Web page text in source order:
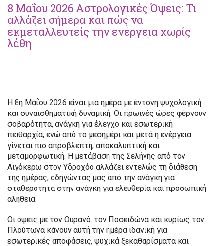
8 Μαΐου 2026 Αστρολογικές Όψεις: Τι
αλλάζει σήμερα και πώς να
εκμεταλλευτείς την ενέργεια χωρίς
λάθη
Η 8η Μαΐου 2026 είναι μια ημέρα με έντονη ψυχολογική
και συναισθηματική δυναμική. Οι πρωινές ώρες φέρνουν
σοβαρότητα, ανάγκη για έλεγχο και εσωτερική
πειθαρχία, ενώ από το μεσημέρι και μετά η ενέργεια
γίνεται πιο απρόβλεπτη, αποκαλυπτική και
μεταμορφωτική. Η μετάβαση της Σελήνης από τον
Αιγόκερω στον Υδροχόο αλλάζει εντελώς τη διάθεση
της ημέρας, οδηγώντας μας από την ανάγκη για
σταθερότητα στην ανάγκη για ελευθερία και προσωπική
αλήθεια.
Οι όψεις με τον Ουρανό, τον Ποσειδώνα και κυρίως τον
Πλούτωνα κάνουν αυτή την ημέρα ιδανική για
εσωτερικές αποφάσεις, ψυχικά ξεκαθαρίσματα και